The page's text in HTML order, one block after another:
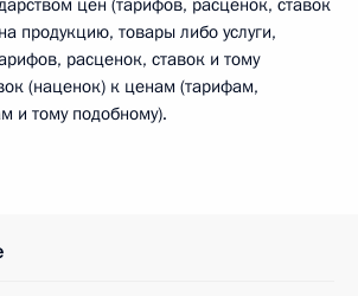
цен (тарифов, расценок, ставок
продукцию, товары либо услуги,
расценок, ставок и тому
(наценок) к ценам (тарифам,
и тому подобному).